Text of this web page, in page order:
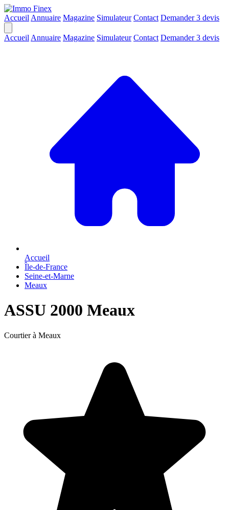
Accueil Annuaire Magazine Simulateur Contact Demander 3 devis
Accueil Annuaire Magazine Simulateur Contact Demander 3 devis
Accueil
Île-de-France
Seine-et-Marne
Meaux
ASSU 2000 Meaux
Courtier à Meaux